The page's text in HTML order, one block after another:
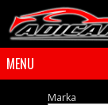
MENU
Marka